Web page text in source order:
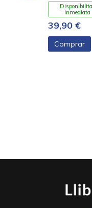
inmediata
39,90 €
Comprar